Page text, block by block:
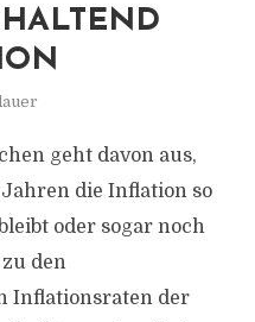
geht davon aus,
die Inflation so
oder sogar noch
den
Inflationsraten der